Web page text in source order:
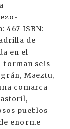
467 ISBN:
de
en el
forman seis
Maeztu,
comarca
pueblos
enorme